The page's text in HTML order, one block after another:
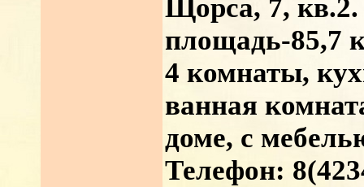
Щорса, 7,
площадь-85,7
4 комнаты,
ванная
доме, с
Телефон: